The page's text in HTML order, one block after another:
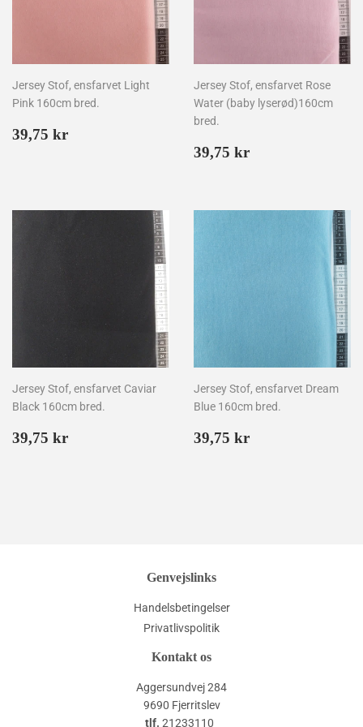
Jersey Stof, ensfarvet Light
Pink 160cm bred.
Normalpris
39,75 kr
Jersey Stof, ensfarvet Rose
Water (baby lyserød)160cm
bred.
Normalpris
39,75 kr
Jersey Stof, ensfarvet Caviar
Black 160cm bred.
Normalpris
39,75 kr
Jersey Stof, ensfarvet Dream
Blue 160cm bred.
Normalpris
39,75 kr
Genvejslinks
Handelsbetingelser
Privatlivspolitik
Kontakt os
Aggersundvej 284
9690 Fjerritslev
tlf. 21233110